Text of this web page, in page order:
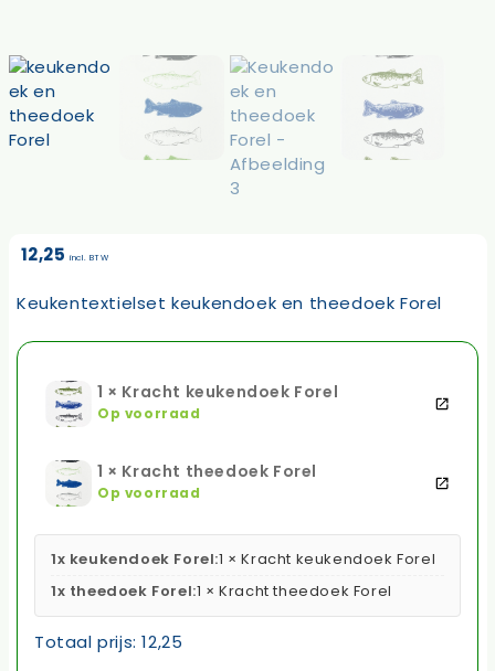
12,25 incl. BTW
Keukentextielset keukendoek en theedoek Forel
1 × Kracht keukendoek Forel
Op voorraad
1 × Kracht theedoek Forel
Op voorraad
1x keukendoek Forel:1 × Kracht keukendoek Forel
1x theedoek Forel:1 × Kracht theedoek Forel
Totaal prijs:12,25